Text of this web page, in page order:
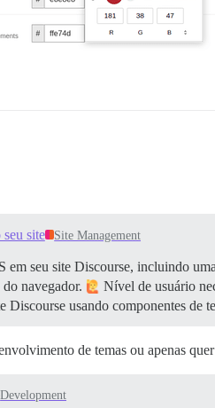
site Site Management
em seu site Discourse, incluindo
navegador.
Nível de usuário
Discourse usando componentes
de temas ou apenas
Development